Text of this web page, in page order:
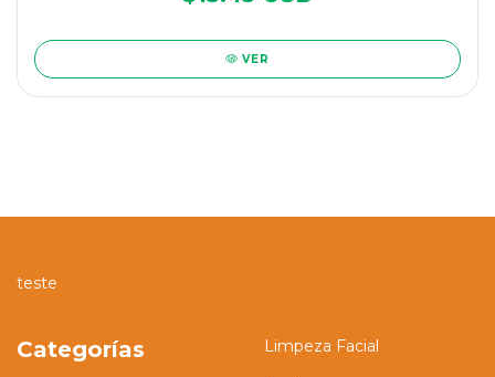
VER
teste
Categorías Limpeza Facial